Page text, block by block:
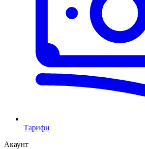
Тарифи
Акаунт